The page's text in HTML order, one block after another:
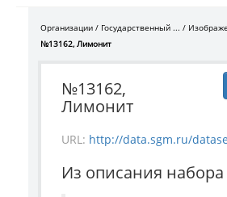
Организации Государственный ...
№13162, Лимонит
№13162,
Лимонит
URL: http://data.sgm.ru/dataset/17744eed-27fa-4a9a-bc72-4e657fa570af/resource/f5537d80-95c6-4ca2-
Из описания